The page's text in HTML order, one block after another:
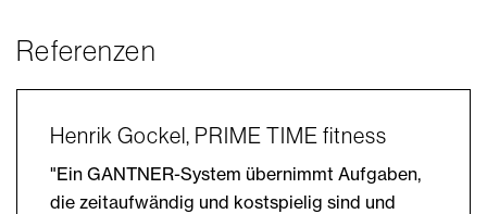
Referenzen
Henrik Gockel, PRIME TIME fitness
"Ein GANTNER-System übernimmt Aufgaben,
die zeitaufwändig und kostspielig sind und